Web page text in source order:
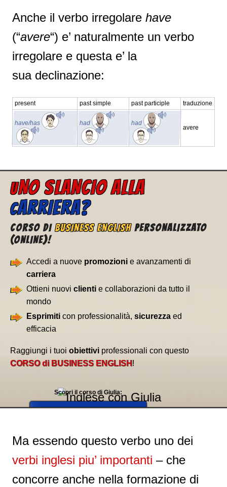
Anche il verbo irregolare have
(“avere“) e’ naturalmente un verbo
irregolare e questa e’ la
sua declinazione:
present past simple past participle traduzione
have/has had had
avere
UNO SLANCIO ALLA
CARRIERA?
CORSO DI BUSINESS ENGLISHPERSONALIZZATO
(ONLINE)!
Accedi a nuove promozioni e avanzamenti di
carriera
Ottieni nuovi clienti e collaborazioni da tutto il
mondo
Esprimiti con professionalità, sicurezza ed
efficacia
Raggiungi i tuoi obiettivi professionali con questo
CORSO di BUSINESS ENGLISH!
Scopri il corso di Giulia:
➧
Ma essendo questo verbo uno dei
verbi inglesi piu’ importanti – che
concorre anche nella formazione di